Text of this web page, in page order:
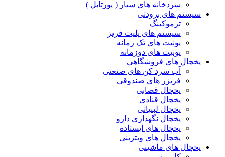
سردخانه های سیار ( پورتابل )
سیستم های برودتی
ترموکینگ
سیستم های پلیت فریز
یونیت های تک زمانه
یونیت های دوزمانه
یخچال های فروشگاهی
آب سرد کن های صنعتی
فریزر های صندوقی
یخچال قصابی
یخچال قنادی
یخچال لبنیاتی
یخچال نگهداری دارو
یخچال های ایستاده
یخچال های ویترینی
یخچال های ماشینی